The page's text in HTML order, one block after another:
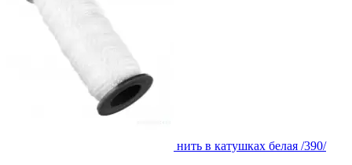
нить в катушках белая /390/